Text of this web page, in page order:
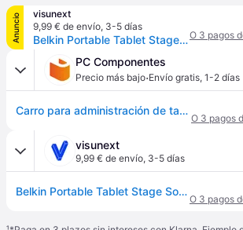
Anuncio
visunext
9,99 € de envío, 3-5 días
Belkin Portable Tablet Stage SoporteO 3 pagos
PC Componentes
Precio más bajo·Envío gratis, 1-2 días
Carro para administración de tabletas Belkin B2B118 Verde Plata
O 3 pagos
visunext
9,99 € de envío, 3-5 días
Belkin Portable Tablet Stage Soporte
O 3 pagos